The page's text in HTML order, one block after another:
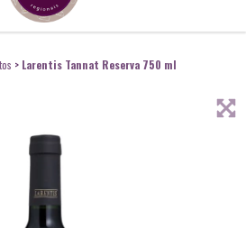
> Larentis Tannat Reserva 750 ml